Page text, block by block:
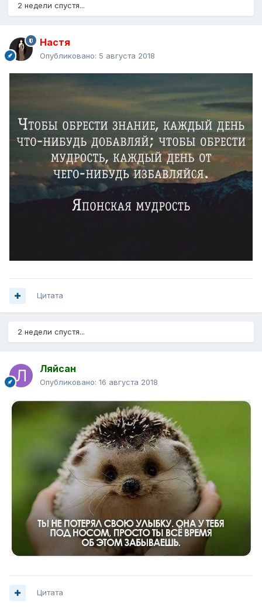
2 недели спустя...
Настя
Опубликовано: 5 августа 2018
Цитата
2 недели спустя...
Ляйсан
Опубликовано: 16 августа 2018
Цитата